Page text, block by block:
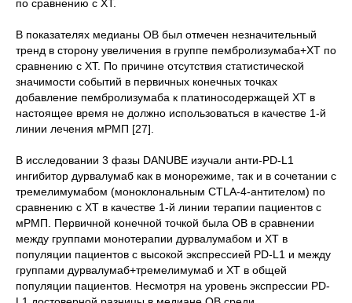
по сравнению с ХТ.
В показателях медианы ОВ был отмечен незначительный
тренд в сторону увеличения в группе пембролизумаба+ХТ по
сравнению с ХТ. По причине отсутствия статистической
значимости событий в первичных конечных точках
добавление пембролизумаба к платиносодержащей ХТ в
настоящее время не должно использоваться в качестве 1-й
линии лечения мРМП [27].
В исследовании 3 фазы DANUBE изучали анти-PD-L1
ингибитор дурвалумаб как в монорежиме, так и в сочетании с
тремелимумабом (моноклональным CTLA-4-антителом) по
сравнению с ХТ в качестве 1-й линии терапии пациентов с
мРМП. Первичной конечной точкой была ОВ в сравнении
между группами монотерапии дурвалумабом и ХТ в
популяции пациентов с высокой экспрессией PD-L1 и между
группами дурвалумаб+тремелимумаб и ХТ в общей
популяции пациентов. Несмотря на уровень экспрессии PD-